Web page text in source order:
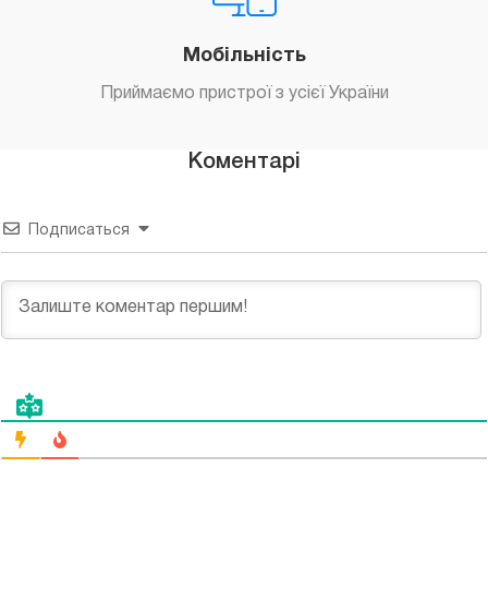
Мобільність
Приймаємо пристрої з усієї України
Коментарі
Подписаться